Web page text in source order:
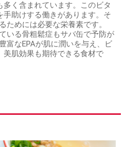
く含まれています。このビタ
手助けする働きがあります。そ
ためには必要な栄養素です。
いる骨粗鬆症もサバ缶で予防が
富なEPAが肌に潤いを与え、ビ
美肌効果も期待できる食材で